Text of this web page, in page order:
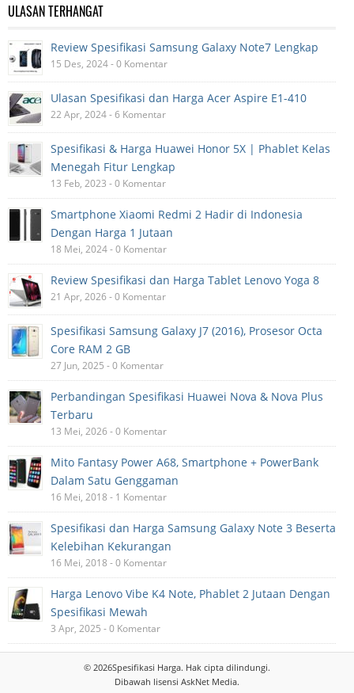
ULASAN TERHANGAT
Review Spesifikasi Samsung Galaxy Note7 Lengkap
15 Des, 2024 - 0 Komentar
Ulasan Spesifikasi dan Harga Acer Aspire E1-410
22 Apr, 2024 - 6 Komentar
Spesifikasi & Harga Huawei Honor 5X | Phablet Kelas
Menegah Fitur Lengkap
13 Feb, 2023 - 0 Komentar
Smartphone Xiaomi Redmi 2 Hadir di Indonesia
Dengan Harga 1 Jutaan
18 Mei, 2024 - 0 Komentar
Review Spesifikasi dan Harga Tablet Lenovo Yoga 8
21 Apr, 2026 - 0 Komentar
Spesifikasi Samsung Galaxy J7 (2016), Prosesor Octa
Core RAM 2 GB
27 Jun, 2025 - 0 Komentar
Perbandingan Spesifikasi Huawei Nova & Nova Plus
Terbaru
13 Mei, 2026 - 0 Komentar
Mito Fantasy Power A68, Smartphone + PowerBank
Dalam Satu Genggaman
16 Mei, 2018 - 1 Komentar
Spesifikasi dan Harga Samsung Galaxy Note 3 Beserta
Kelebihan Kekurangan
16 Mei, 2018 - 0 Komentar
Harga Lenovo Vibe K4 Note, Phablet 2 Jutaan Dengan
Spesifikasi Mewah
3 Apr, 2025 - 0 Komentar
© 2026Spesifikasi Harga. Hak cipta dilindungi.
Dibawah lisensi AskNet Media.